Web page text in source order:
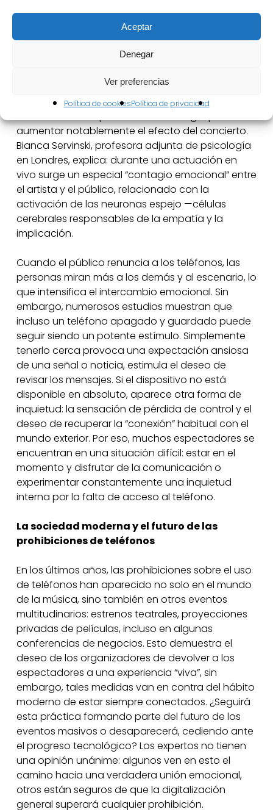
Aceptar
Denegar
Ver preferencias
Política de cookiesPolítica de privacidad
su audiencia leal si la experiencia resulta
demasiado incómoda para los espectadores.
Efectos psicológicos de la prohibición de
Los psicólogos, sin embargo, consideran que la
aumentar notablemente el efecto del concierto.
Bianca Servinski, profesora adjunta de psicología
en Londres, explica: durante una actuación en
vivo surge un especial “contagio emocional” entre
el artista y el público, relacionado con la
activación de las neuronas espejo —células
cerebrales responsables de la empatía y la
implicación.
Cuando el público renuncia a los teléfonos, las
personas miran más a los demás y al escenario, lo
que intensifica el intercambio emocional. Sin
embargo, numerosos estudios muestran que
incluso un teléfono apagado y guardado puede
seguir siendo un potente estímulo. Simplemente
tenerlo cerca provoca una expectación ansiosa
de una señal o noticia, estimula el deseo de
revisar los mensajes. Si el dispositivo no está
disponible en absoluto, aparece otra forma de
inquietud: la sensación de pérdida de control y el
deseo de recuperar la “conexión” habitual con el
mundo exterior. Por eso, muchos espectadores se
encuentran en una situación difícil: estar en el
momento y disfrutar de la comunicación o
experimentar constantemente una inquietud
interna por la falta de acceso al teléfono.
La sociedad moderna y el futuro de las
prohibiciones de teléfonos
En los últimos años, las prohibiciones sobre el uso
de teléfonos han aparecido no solo en el mundo
de la música, sino también en otros eventos
multitudinarios: estrenos teatrales, proyecciones
privadas de películas, incluso en algunas
conferencias de negocios. Esto demuestra el
deseo de los organizadores de devolver a los
espectadores a una experiencia “viva”, sin
embargo, tales medidas van en contra del hábito
moderno de estar siempre conectados. ¿Seguirá
esta práctica formando parte del futuro de los
eventos masivos o desaparecerá, cediendo ante
el progreso tecnológico? Los expertos no tienen
una opinión unánime: algunos ven en esto el
camino hacia una verdadera unión emocional,
otros están seguros de que la digitalización
general superará cualquier prohibición.